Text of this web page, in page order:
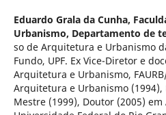
Eduardo Grala da Cunha,
Urbanismo, Departamento de
so de Arquitetura e Urbanismo
Fundo, UPF. Ex Vice-Diretor e
Arquitetura e Urbanismo,
Arquitetura e Urbanismo (1994),
Mestre (1999), Doutor (2005)